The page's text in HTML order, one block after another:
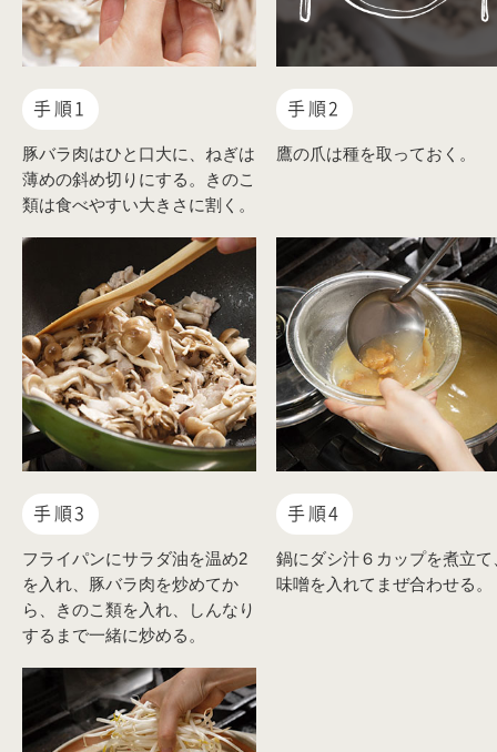
手順1
豚バラ肉はひと口大に、ねぎは
薄めの斜め切りにする。きのこ
類は食べやすい大きさに割く。
手順2
鷹の爪は種を取っておく。
手順3
フライパンにサラダ油を温め2
を入れ、豚バラ肉を炒めてか
ら、きのこ類を入れ、しんなり
するまで一緒に炒める。
手順4
鍋にダシ汁６カップを煮立て
味噌を入れてまぜ合わせる。